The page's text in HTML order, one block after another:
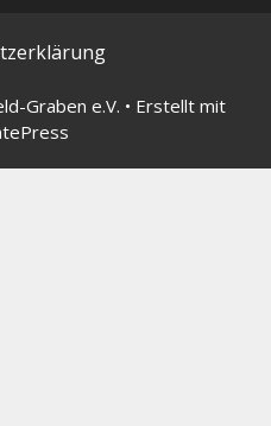
Graben e.V. • Erstellt mit